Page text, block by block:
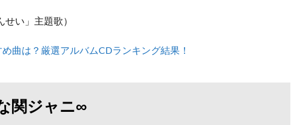
せい」主題歌）
曲は？厳選アルバムCDランキング結果！
関ジャニ∞